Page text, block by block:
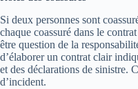
Si deux personnes sont
chaque coassuré dans le
être question de la
d’élaborer un contrat clair
et des déclarations de sinistre.
d’incident.